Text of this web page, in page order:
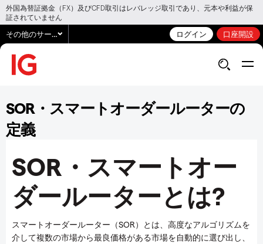
外国為替証拠金（FX）及びCFD取引はレバレッジ取引であり、元本や利益が保
証されていません
その他のサービス ログイン 口座開設
SOR・スマートオーダールーターの
定義
SOR・スマートオー
ダールーターとは?
スマートオーダールーター（SOR）とは、高度なアルゴリズムを
介して複数の市場から最良価格がある市場を自動的に選び出し、